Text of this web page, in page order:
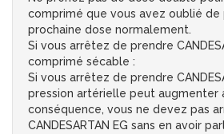
comprimé que vous avez oublié de
prochaine dose normalement.
Si vous arrêtez de prendre
comprimé sécable :
Si vous arrêtez de prendre
pression artérielle peut augmenter
conséquence, vous ne devez pas
CANDESARTAN EG sans en avoir